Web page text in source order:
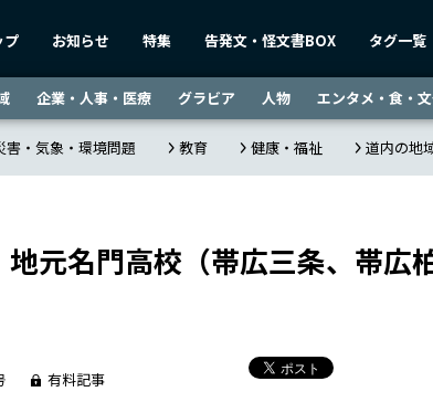
プ お知らせ 特集 告発文・怪文書BOX タグ一覧
企業・人事・医療 グラビア 人物 エンタメ・食・
害・気象・環境問題 教育 健康・福祉 道内の地
地元名門高校（帯広三条、帯広
有料記事